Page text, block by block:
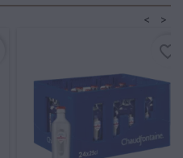
>
<
favorite_border